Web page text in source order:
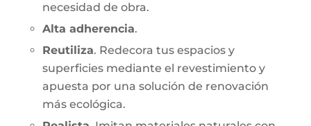
necesidad de obra.
Alta adherencia.
Reutiliza. Redecora tus espacios y
superficies mediante el revestimiento y
apuesta por una solución de renovación
más ecológica.